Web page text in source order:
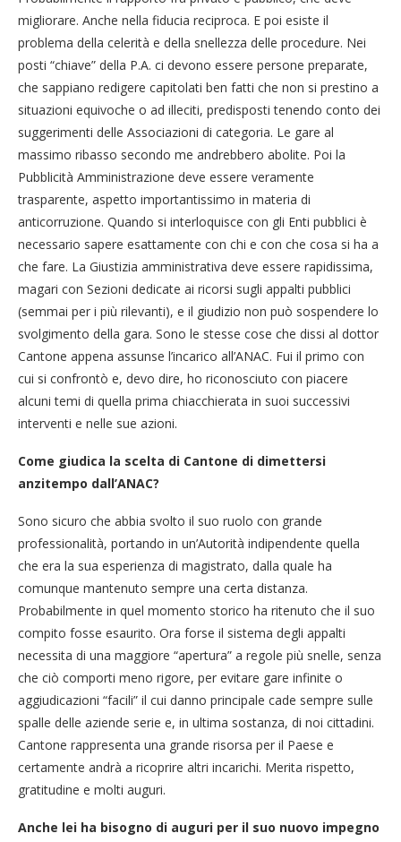
migliorare. Anche nella fiducia reciproca. E poi esiste il
problema della celerità e della snellezza delle procedure. Nei
posti “chiave” della P.A. ci devono essere persone preparate,
che sappiano redigere capitolati ben fatti che non si prestino a
situazioni equivoche o ad illeciti, predisposti tenendo conto dei
suggerimenti delle Associazioni di categoria. Le gare al
massimo ribasso secondo me andrebbero abolite. Poi la
Pubblicità Amministrazione deve essere veramente
trasparente, aspetto importantissimo in materia di
anticorruzione. Quando si interloquisce con gli Enti pubblici è
necessario sapere esattamente con chi e con che cosa si ha a
che fare. La Giustizia amministrativa deve essere rapidissima,
magari con Sezioni dedicate ai ricorsi sugli appalti pubblici
(semmai per i più rilevanti), e il giudizio non può sospendere lo
svolgimento della gara. Sono le stesse cose che dissi al dottor
Cantone appena assunse l’incarico all’ANAC. Fui il primo con
cui si confrontò e, devo dire, ho riconosciuto con piacere
alcuni temi di quella prima chiacchierata in suoi successivi
interventi e nelle sue azioni.
Come giudica la scelta di Cantone di dimettersi
anzitempo dall’ANAC?
Sono sicuro che abbia svolto il suo ruolo con grande
professionalità, portando in un’Autorità indipendente quella
che era la sua esperienza di magistrato, dalla quale ha
comunque mantenuto sempre una certa distanza.
Probabilmente in quel momento storico ha ritenuto che il suo
compito fosse esaurito. Ora forse il sistema degli appalti
necessita di una maggiore “apertura” a regole più snelle, senza
che ciò comporti meno rigore, per evitare gare infinite o
aggiudicazioni “facili” il cui danno principale cade sempre sulle
spalle delle aziende serie e, in ultima sostanza, di noi cittadini.
Cantone rappresenta una grande risorsa per il Paese e
certamente andrà a ricoprire altri incarichi. Merita rispetto,
gratitudine e molti auguri.
Anche lei ha bisogno di auguri per il suo nuovo impegno